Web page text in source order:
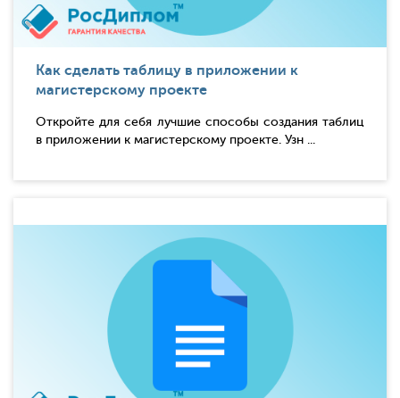
Как сделать таблицу в приложении к
магистерскому проекте
Откройте для себя лучшие способы создания таблиц
в приложении к магистерскому проекте. Узн ...